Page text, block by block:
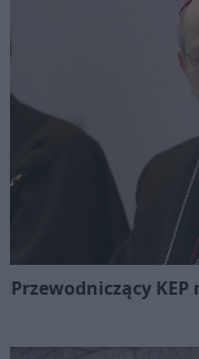
Przewodniczący